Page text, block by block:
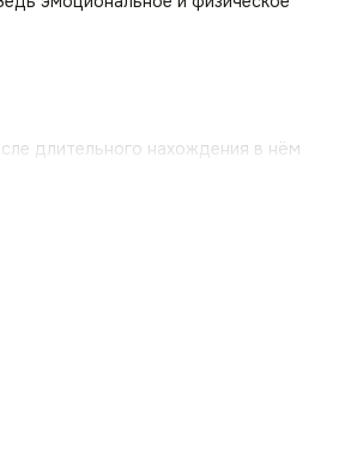
длительного нахождения в нём
Основная конструкция
сидеть с комфортом
снимут нагрузку с плеч и шеи,
детьми и домашними животными,